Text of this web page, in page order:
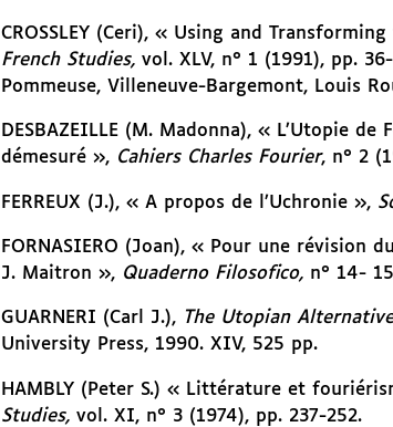
CROSSLEY (Ceri), « Using and
French Studies,vol. XLV, n° 1 (1991), pp.
Pommeuse, Villeneuve-Bargemont, Louis
DESBAZEILLE (M. Madonna), « L’Utopie
démesuré », Cahiers Charles Fourier, n° 2
FERREUX (J.), « A propos de l’Uchronie »,
FORNASIERO (Joan), « Pour une révision du
J. Maitron », Quaderno Filosofico,n° 14- 15
GUARNERI (Carl J.), The Utopian
University Press, 1990. XIV, 525 pp.
HAMBLY (Peter S.) « Littérature et
Studies,vol. XI, n° 3 (1974), pp. 237-252.